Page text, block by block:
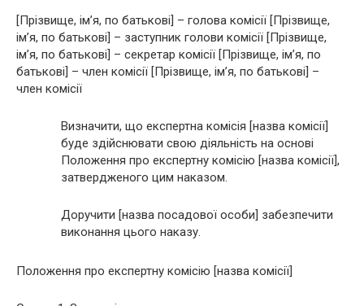
[Прізвище, ім’я, по батькові] – голова комісії [Прізвище,
ім’я, по батькові] – заступник голови комісії [Прізвище,
ім’я, по батькові] – секретар комісії [Прізвище, ім’я, по
батькові] – член комісії [Прізвище, ім’я, по батькові] –
член комісії
Визначити, що експертна комісія [назва комісії]
буде здійснювати свою діяльність на основі
Положення про експертну комісію [назва комісії],
затвердженого цим наказом.
Доручити [назва посадової особи] забезпечити
виконання цього наказу.
Положення про експертну комісію [назва комісії]